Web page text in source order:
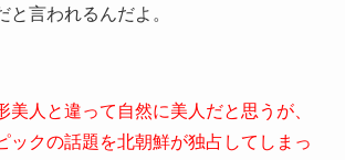
と言われるんだよ。
美人と違って自然に美人だと思うが、
ックの話題を北朝鮮が独占してしまっ